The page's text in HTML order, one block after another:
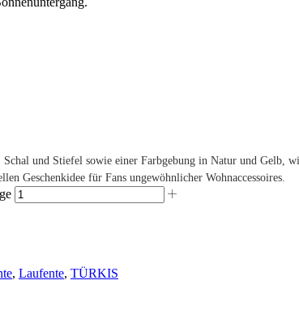
und Stiefel sowie einer Farbgebung in Natur und Gelb,
Geschenkidee für Fans ungewöhnlicher Wohnaccessoires.
, Laufente, TÜRKIS